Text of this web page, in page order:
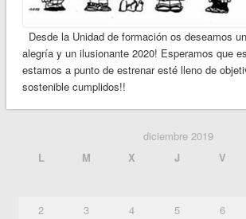
Desde la Unidad de formación os deseamos
alegría y un ilusionante 2020! Esperamos que
estamos a punto de estrenar esté lleno de
sostenible cumplidos!!
diciembre 2019
L
M X J V
2
3 4 5 6